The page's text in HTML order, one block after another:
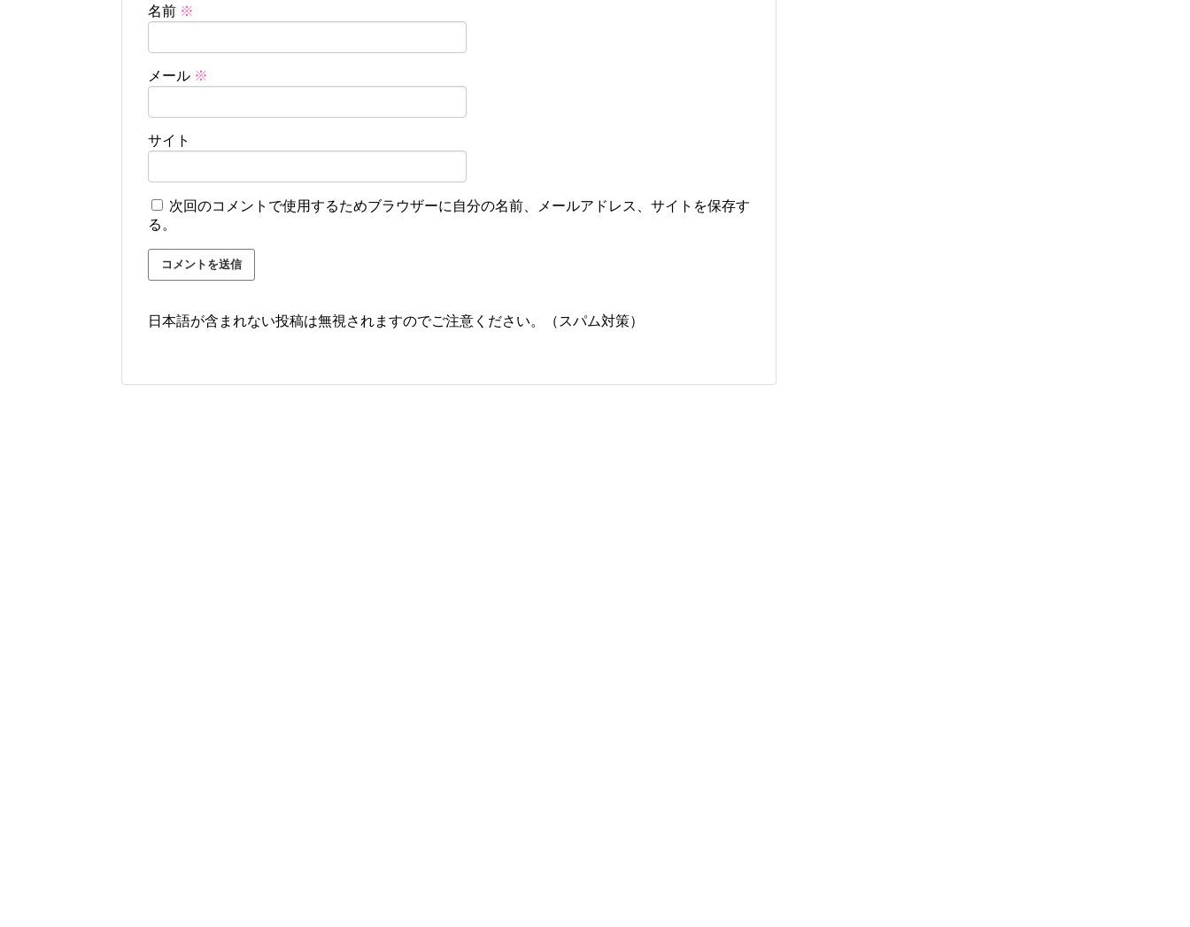
名前 ※
メール ※
サイト
次回のコメントで使用するためブラウザーに自分の名前、メールアドレス、サイトを保存す
る。
日本語が含まれない投稿は無視されますのでご注意ください。（スパム対策）